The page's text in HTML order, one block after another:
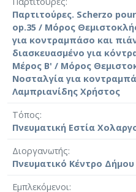
Παρτιτούρες. Scherzo
op.35 / Μόρος
για κοντραμπάσο και
διασκευασμένο για
Μέρος Β' / Μόρος
Νοσταλγία για
Λαμπριανίδης Χρήστος
Τόπος
Πνευματική Εστία
Διοργανωτής
Πνευματικό Κέντρο
Εμπλεκόμενοι